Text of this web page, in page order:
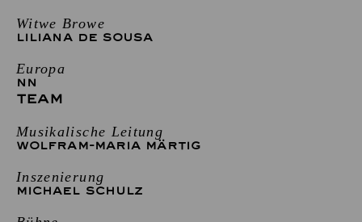
Witwe Browe
LILIANA DE SOUSA
Europa
NN
TEAM
Musikalische Leitung
WOLFRAM-MARIA MÄRTIG
Inszenierung
MICHAEL SCHULZ